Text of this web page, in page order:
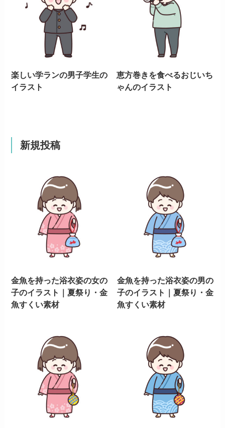
楽しい学ランの男子学生の
イラスト
恵方巻きを食べるおじいち
ゃんのイラスト
新規投稿
金魚を持った浴衣姿の女の
子のイラスト｜夏祭り・金
魚すくい素材
金魚を持った浴衣姿の男の
子のイラスト｜夏祭り・金
魚すくい素材